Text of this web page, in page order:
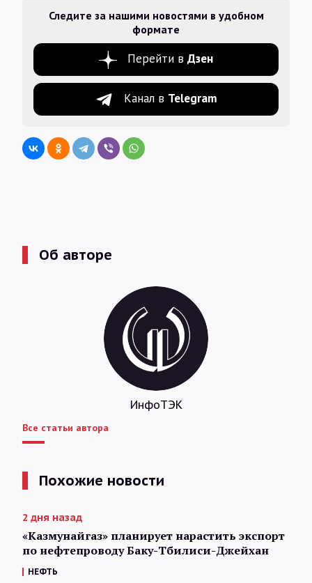
Следите за нашими новостями в удобном
формате
Перейти в Дзен
Канал в Telegram
Об авторе
ИнфоТЭК
Все статьи автора
Похожие новости
2 дня назад
«Казмунайгаз» планирует нарастить экспорт
по нефтепроводу Баку-Тбилиси-Джейхан
НЕФТЬ